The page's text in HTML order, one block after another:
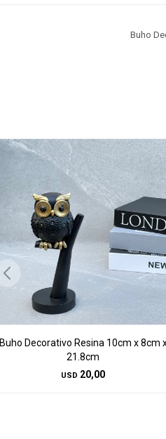
Buho
Buho Decorativo Resina 10cm x 8cm
21.8cm
USD 20,00